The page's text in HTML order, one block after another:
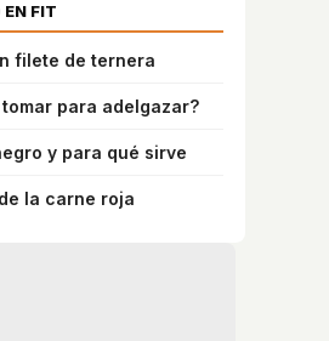
EN FIT
filete de ternera
para adelgazar?
y para qué sirve
la carne roja